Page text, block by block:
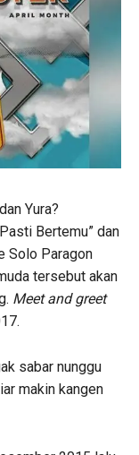
Yura?
Bertemu” dan
Solo Paragon
tersebut akan
Meet and greet
sabar nunggu
makin kangen